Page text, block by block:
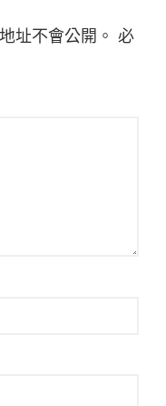
址不會公開。 必